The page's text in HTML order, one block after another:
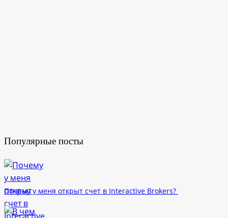
Популярные посты
Почему у меня открыт счет в Interactive Brokers?